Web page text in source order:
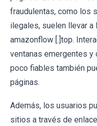
fraudulentas, como los
ilegales, suelen llevar a
amazonflow [.]top.
ventanas emergentes
poco fiables también
páginas.
Además, los usuarios
sitios a través de